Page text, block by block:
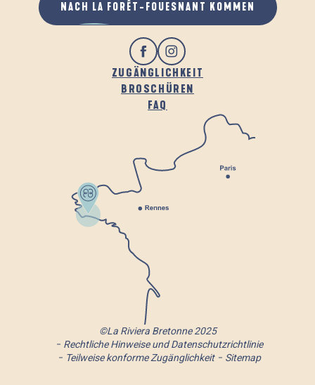
ZUGÄNGLICHKEIT
BROSCHÜREN
FAQ
NACH LA FORÊT-FOUESNANT KOMMEN
©La Riviera Bretonne 2025
Rechtliche Hinweise und Datenschutzrichtlinie
Teilweise konforme Zugänglichkeit
Sitemap